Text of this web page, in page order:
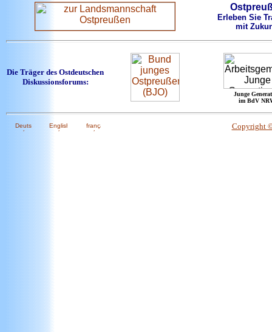
Erleben Sie
mit
Die Träger des Ostdeutschen
Diskussionsforums:
Junge
im BdV
Copyright